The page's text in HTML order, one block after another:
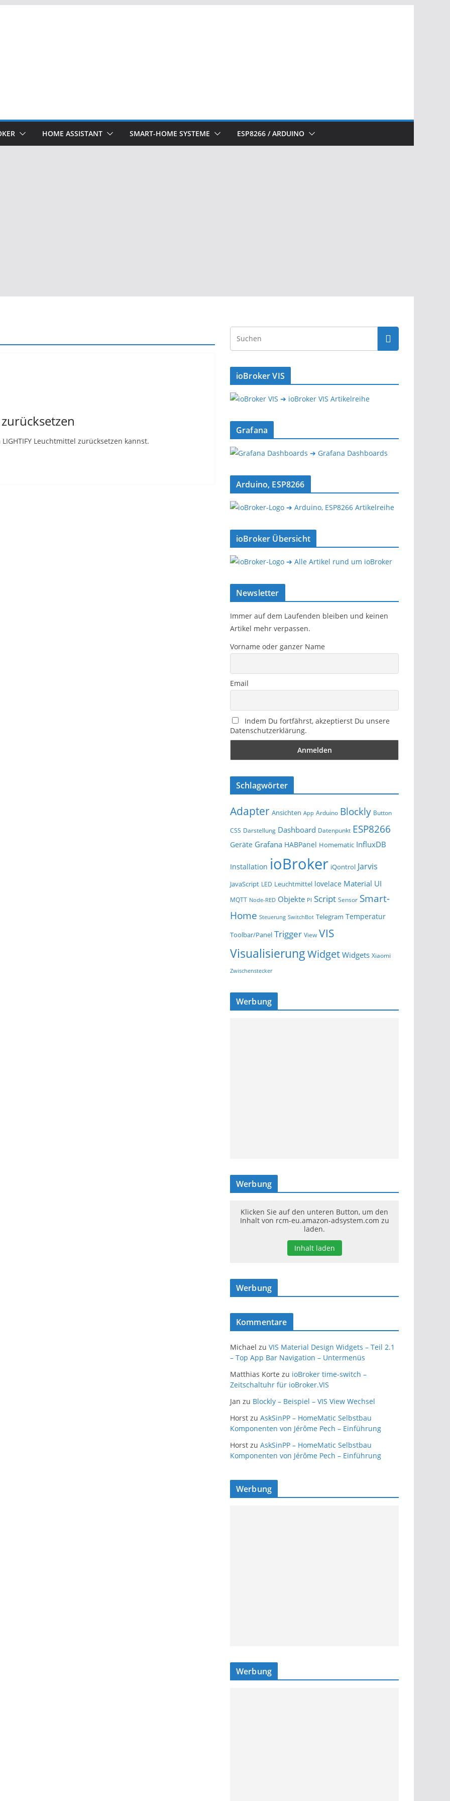
HOME ASSISTANT SMART-HOME SYSTEME ESP8266 / ARDUINO
Leuchtmittel zurücksetzen kannst.
ioBroker VIS
➔ ioBroker VIS Artikelreihe
Grafana
➔ Grafana Dashboards
Arduino, ESP8266
➔ Arduino, ESP8266 Artikelreihe
ioBroker Übersicht
➔ Alle Artikel rund um ioBroker
Newsletter
Immer auf dem Laufenden bleiben und keinen
Artikel mehr verpassen.
Vorname oder ganzer Name
Email
Indem Du fortfährst, akzeptierst Du unsere
Datenschutzerklärung.
Schlagwörter
Adapter Ansichten App Arduino Blockly Button
CSS Darstellung Dashboard Datenpunkt ESP8266
Geräte Grafana HABPanel Homematic InfluxDB
Installation ioBroker iQontrol Jarvis
JavaScript LED Leuchtmittel lovelace Material UI
MQTT Node-RED Objekte PI Script Sensor Smart-
Home Steuerung SwitchBot Telegram Temperatur
Toolbar/Panel Trigger View VIS
VisualisierungWidget Widgets Xiaomi
Zwischenstecker
Werbung
Werbung
Klicken Sie auf den unteren Button, um den
Inhalt von rcm-eu.amazon-adsystem.com zu
laden.
Inhalt laden
Werbung
Kommentare
Michael zu VIS Material Design Widgets – Teil 2.1
– Top App Bar Navigation – Untermenüs
Matthias Korte zu ioBroker time-switch –
Zeitschaltuhr für ioBroker.VIS
Jan zu Blockly – Beispiel – VIS View Wechsel
Horst zu AskSinPP – HomeMatic Selbstbau
Komponenten von Jérôme Pech – Einführung
Horst zu AskSinPP – HomeMatic Selbstbau
Komponenten von Jérôme Pech – Einführung
Werbung
Werbung